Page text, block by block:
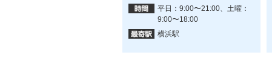
平日：9:00〜21:00、土曜：
9:00〜18:00
横浜駅